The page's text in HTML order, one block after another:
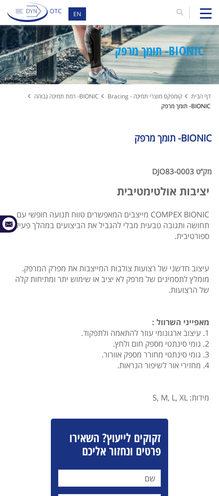
EN
BIONIC- תומך מרפק
דף הבית קומפקס מוצרי תמיכה - Bracing
BIONIC- רמת תמיכה גבוהה
BIONIC- תומך מרפק
BIONIC- תומך מרפק
מק”ט DJO83-0003
יציבות אולטימטיבית
COMPEX BIONIC מייצבים המאפשרים טווח תנועה חופשי עם
תחושה ותגובה טבעית מבלי להגביל את הביצועים במהלך פעילות
ספורטיבית.
עיצוב חדשני של רצועות צולבות המייצבות את מפרק המרפק.
מומלץ לתסמינים של מרפק לא יציב או שימוש יתר ומתיחות קלה
של הרצועות.
מאפייני השרוול :
1. עיצוב ארגונומי עוזר להתאמה ולתפקוד.
2. גומי סינתטי מספק חום ולחץ.
3. גומי סינתטי מחורר מספק אוורור.
4. מחזירי אור לשיפור הנראות.
מידות: S, M, L, XL
זקוקים לייעוץ? השאירו
פרטים ונחזור אליכם